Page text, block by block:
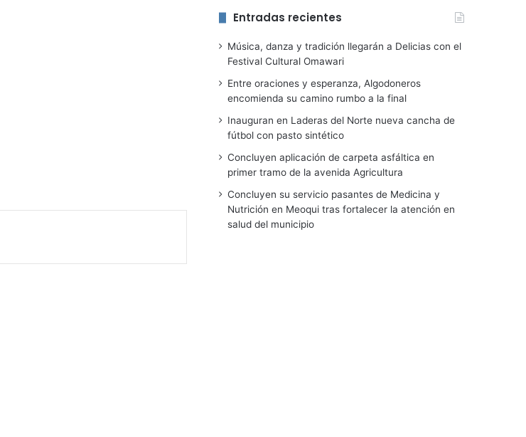
Entradas recientes
Música, danza y tradición llegarán a Delicias con el
Festival Cultural Omawari
Entre oraciones y esperanza, Algodoneros
encomienda su camino rumbo a la final
Inauguran en Laderas del Norte nueva cancha de
fútbol con pasto sintético
Concluyen aplicación de carpeta asfáltica en
primer tramo de la avenida Agricultura
Concluyen su servicio pasantes de Medicina y
Nutrición en Meoqui tras fortalecer la atención en
salud del municipio